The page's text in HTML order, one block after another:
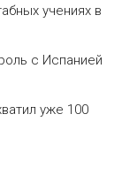
учениях в
с Испанией
уже 100